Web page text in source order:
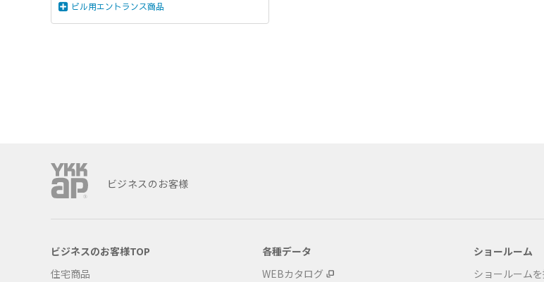
ビル用エントランス商品
ビジネスのお客様
ビジネスのお客様TOP
住宅商品
各種データ
WEBカタログ
ショールーム
ショールーム